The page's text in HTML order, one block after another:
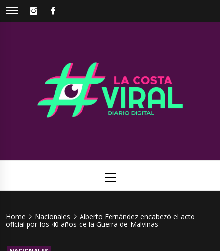
Skip
INSTAGRAM
Viral
Menu
Home Nacionales
Alberto Fernández encabezó el acto
oficial por los 40 años de la Guerra de Malvinas